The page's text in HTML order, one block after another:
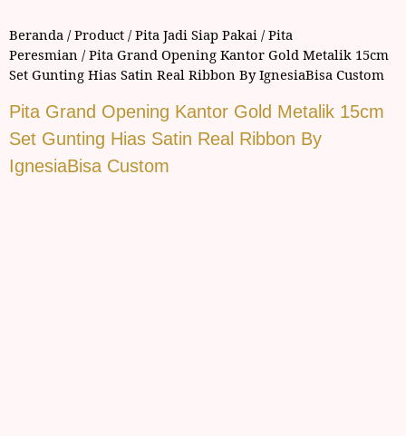
Beranda /Product /Pita Jadi Siap Pakai /Pita
Peresmian / Pita Grand Opening Kantor Gold Metalik 15cm
Set Gunting Hias Satin Real Ribbon By IgnesiaBisa Custom
Pita Grand Opening Kantor Gold Metalik 15cm
Set Gunting Hias Satin Real Ribbon By
IgnesiaBisa Custom